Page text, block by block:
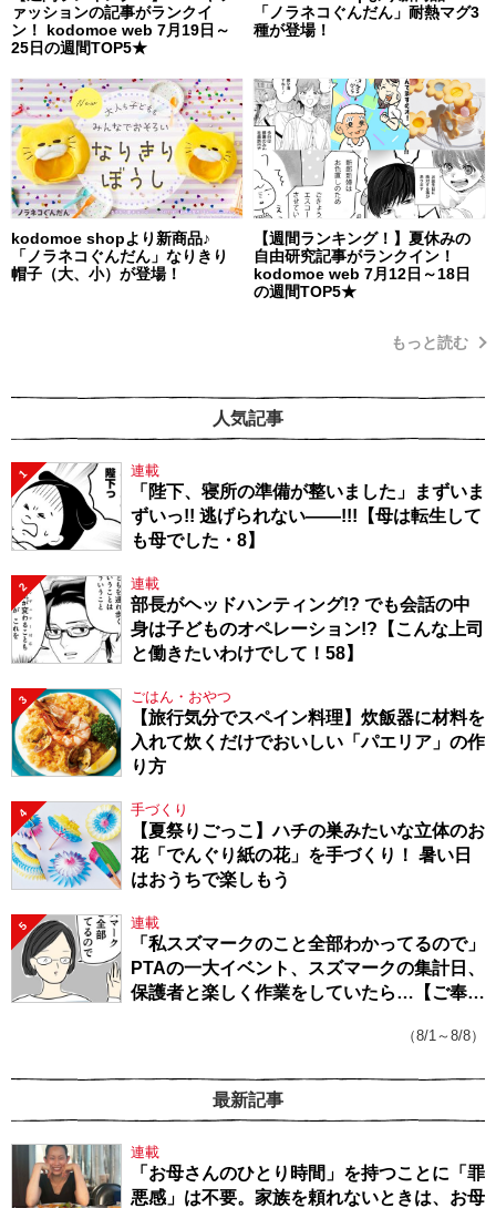
ァッションの記事がランクイ
ン！ kodomoe web 7月19日～
25日の週間TOP5★
「ノラネコぐんだん」耐熱マグ3
種が登場！
kodomoe shopより新商品♪
「ノラネコぐんだん」なりきり
帽子（大、小）が登場！
【週間ランキング！】夏休みの
自由研究記事がランクイン！
kodomoe web 7月12日～18日
の週間TOP5★
もっと読む
人気記事
1 連載
「陛下、寝所の準備が整いました」まずいま
ずいっ!! 逃げられない――!!!【母は転生して
も母でした・8】
2 連載
部長がヘッドハンティング!? でも会話の中
身は子どものオペレーション!?【こんな上司
と働きたいわけでして！58】
3 ごはん・おやつ
【旅行気分でスペイン料理】炊飯器に材料を
入れて炊くだけでおいしい「パエリア」の作
り方
4 手づくり
【夏祭りごっこ】ハチの巣みたいな立体のお
花「でんぐり紙の花」を手づくり！ 暑い日
はおうちで楽しもう
5 連載
「私スズマークのこと全部わかってるので」
PTAの一大イベント、スズマークの集計日、
保護者と楽しく作業をしていたら…【ご奉仕
（8/1～8/8）
最新記事
連載
「お母さんのひとり時間」を持つことに「罪
悪感」は不要。家族を頼れないときは、お母